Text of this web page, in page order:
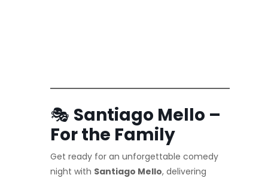
🎭 Santiago Mello –
For the Family
Get ready for an unforgettable comedy
night with Santiago Mello, delivering